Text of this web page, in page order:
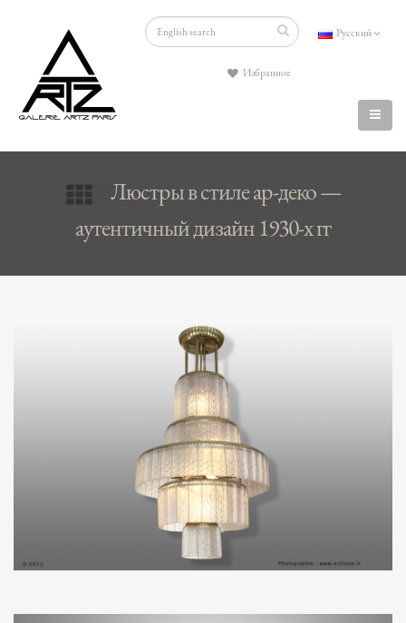
Русский
Избранное
Люстры в стиле ар-деко —
аутентичный дизайн 1930-х гг